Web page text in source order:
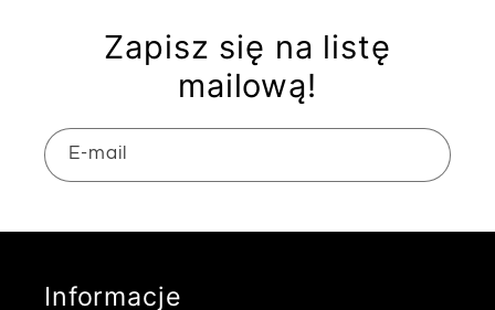
Zapisz się na listę
mailową!
E-mail
Informacje